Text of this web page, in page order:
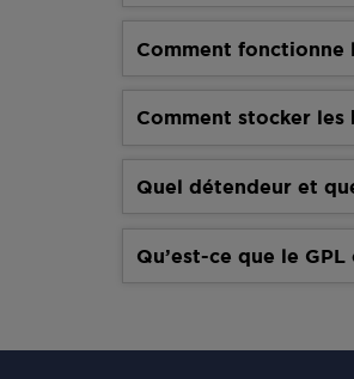
Comment fonctionne
Comment stocker
Quel détendeur et
Qu’est-ce que le